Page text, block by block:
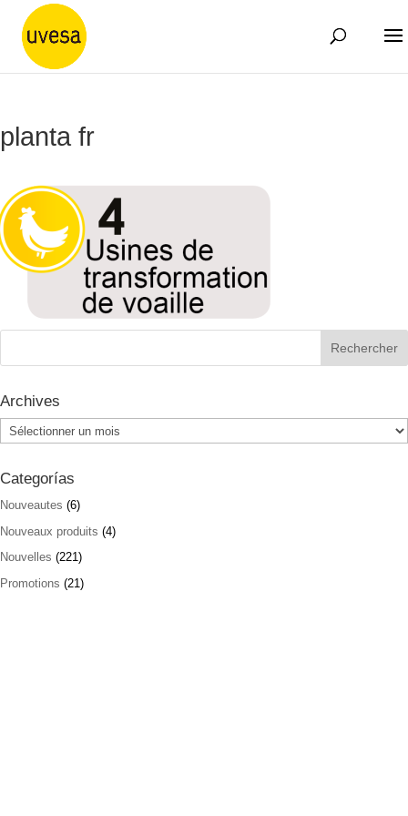
planta fr
Archives
Archives
Categorías
Nouveautes (6)
Nouveaux produits (4)
Nouvelles (221)
Promotions (21)